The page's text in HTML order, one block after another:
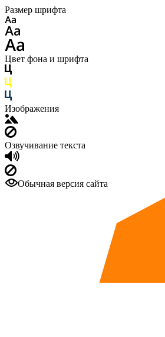
Размер шрифта
Цвет фона и шрифта
Изображения
Озвучивание текста
Обычная версия сайта